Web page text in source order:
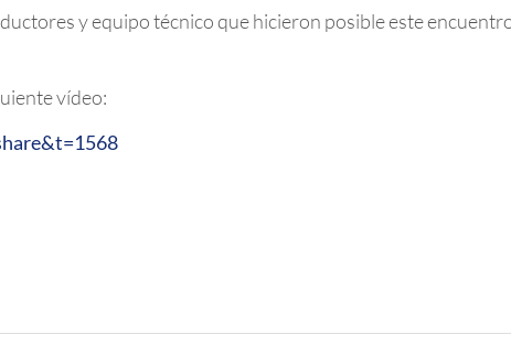
y equipo técnico que hicieron posible este
vídeo: